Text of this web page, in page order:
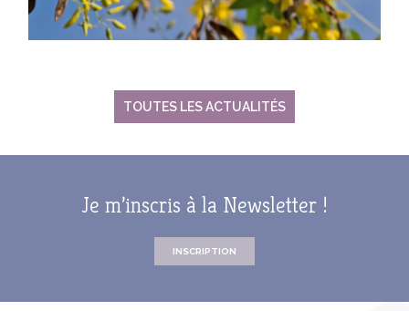
TOUTES LES ACTUALITÉS
Je m’inscris à la Newsletter !
INSCRIPTION